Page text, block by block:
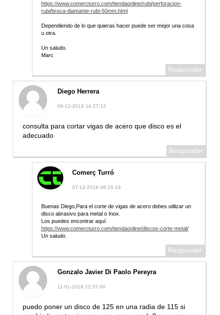
https://www.comercturro.com/tiendaonline/rubi/perforacion-
rubi/broca-diamante-rubi-50mm.html
Dependiendo de lo que quieras hacer puede ser mejor una cosa
u otra.
Un saludo.
Marc
Responder
Diego Herrera
06-12-2018 14:27:12
consulta para cortar vigas de acero que disco es el
adecuado
Responder
Comerç Turró
07-12-2018 08:26:19
Buenas Diego,Para el corte de vigas de acero debes utilizar un
disco abrasivo para metal o Inox.
Los puedes encontrar aquí:
https://www.comercturro.com/tiendaonline/discos-corte-metal/
Un saludo.
Responder
Gonzalo Javier Di Paolo Pereyra
11-01-2019 22:57:00
puedo poner un disco de 125 en una radia de 115 si